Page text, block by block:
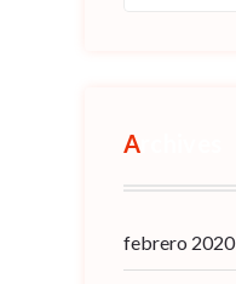
febrero 2020